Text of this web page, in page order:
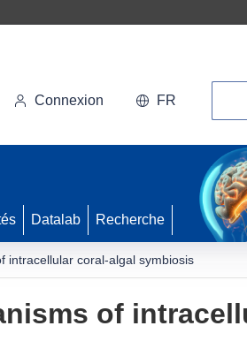
Connexion FR
Datalab Recherche
intracellular coral-algal symbiosis
of